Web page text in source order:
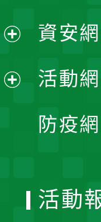
單
選
單
開
選
開
資安
活動
防疫
活動